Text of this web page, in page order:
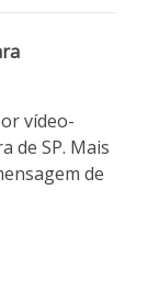
vídeo-
de SP. Mais
de